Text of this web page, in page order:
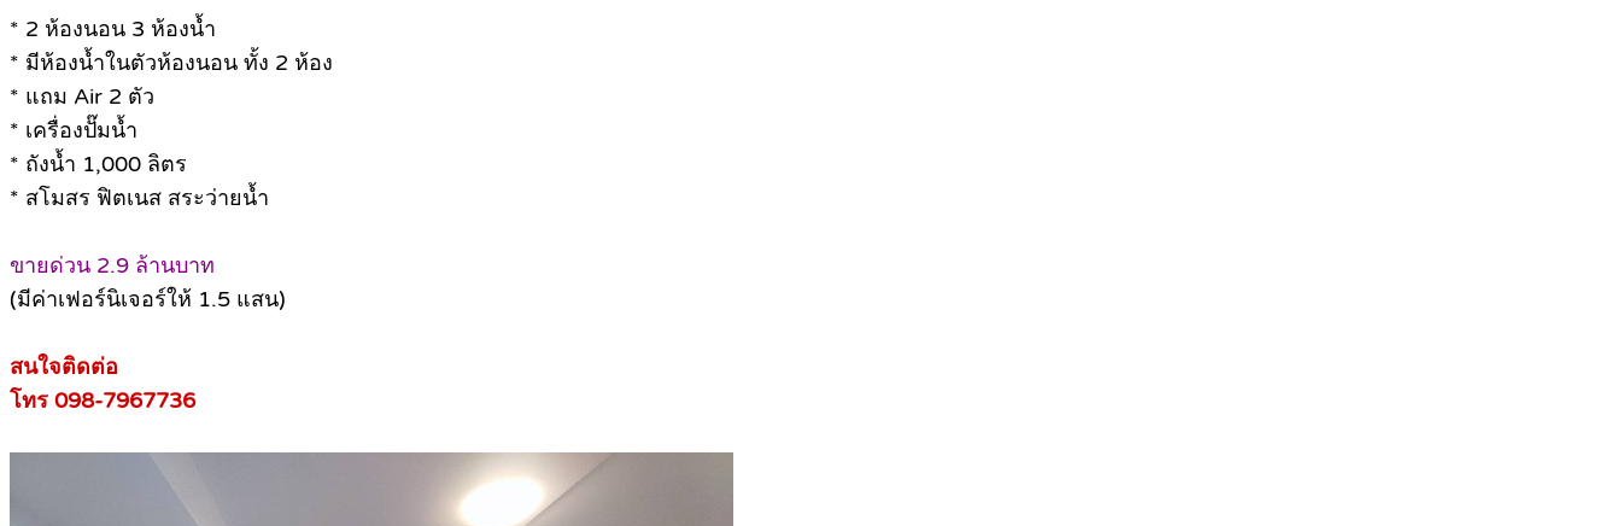
* 2 ห้องนอน 3 ห้องน้ำ
* มีห้องน้ำในตัวห้องนอน ทั้ง 2 ห้อง
* แถม Air 2 ตัว
* เครื่องปั๊มน้ำ
* ถังน้ำ 1,000 ลิตร
* สโมสร ฟิตเนส สระว่ายน้ำ
ขายด่วน 2.9 ล้านบาท
(มีค่าเฟอร์นิเจอร์ให้ 1.5 แสน)
สนใจติดต่อ
โทร 098-7967736